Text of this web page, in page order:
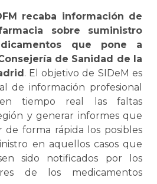
recaba información de
sobre suministro
que pone a
de Sanidad de la
. El objetivo de SIDeM es
de información profesional
tiempo real las faltas
y generar informes que
de forma rápida los posibles
en aquellos casos que
sido notificados por los
de los medicamentos